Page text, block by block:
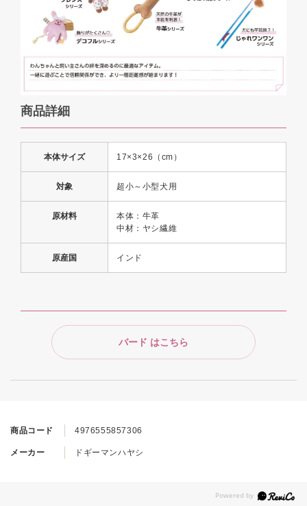
商品コード 4976555857306
メーカー ドギーマンハヤシ
商品詳細
本体サイズ 17×3×26（cm）
対象 超小～小型犬用
原材料
本体：牛革
中材：ヤシ繊維
原産国 インド
バード はこちら